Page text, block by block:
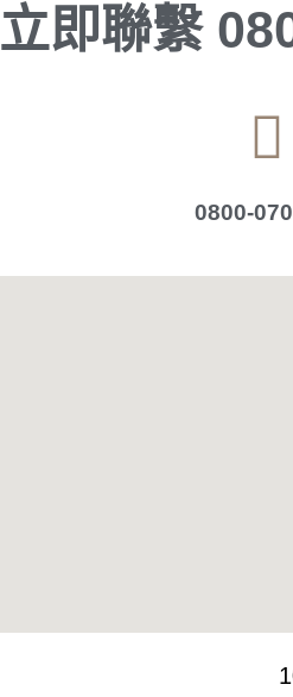
立即聯繫
0800-